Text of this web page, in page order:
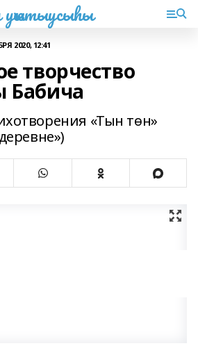
2020, 12:41
творчество
Бабича
«Тын төн»